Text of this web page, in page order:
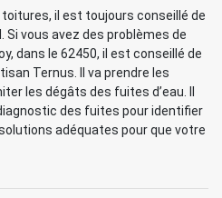
il est toujours conseillé de
Si vous avez des problèmes de
dans le 62450, il est conseillé de
Ternus. Il va prendre les
les dégâts des fuites d’eau. Il
des fuites pour identifier
adéquates pour que votre